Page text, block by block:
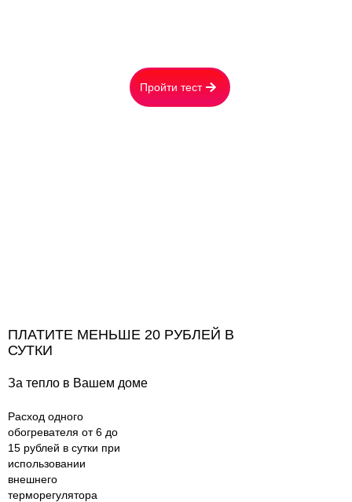
Пройти тест
ПЛАТИТЕ МЕНЬШЕ 20 РУБЛЕЙ В
СУТКИ
За тепло в Вашем доме
Расход одного
обогревателя от 6 до
15 рублей в сутки при
использовании
внешнего
терморегулятора